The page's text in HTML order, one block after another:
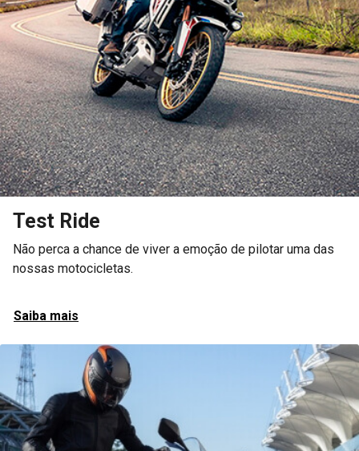
Peças e acessórios
veículo se mantenha da mesma maneira em que saiu da
fábrica.
Saiba mais